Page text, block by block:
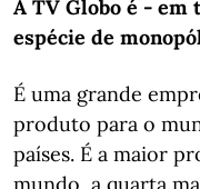
A TV Globo é -
espécie de
É uma grande
produto para o
países. É a maior